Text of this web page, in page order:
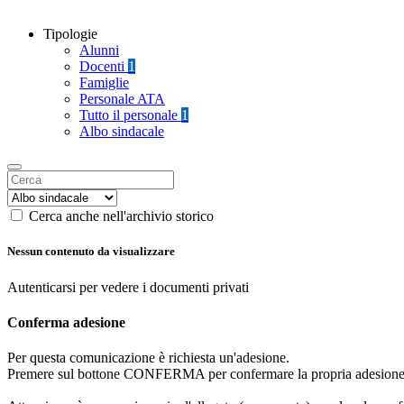
Tipologie
Alunni
Docenti 1
Famiglie
Personale ATA
Tutto il personale 1
Albo sindacale
Cerca anche nell'archivio storico
Nessun contenuto da visualizzare
Autenticarsi per vedere i documenti privati
Conferma adesione
Per questa comunicazione è richiesta un'adesione.
Premere sul bottone CONFERMA per confermare la propria